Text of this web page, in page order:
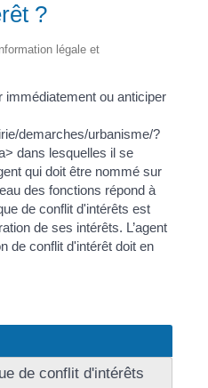
?
légale et
immédiatement ou anticiper
demarches/urbanisme/?
dans lesquelles il se
qui doit être nommé sur
des fonctions répond à
de conflit d'intérêts est
de ses intérêts. L’agent
de conflit d'intérêt doit en
de conflit d'intérêts